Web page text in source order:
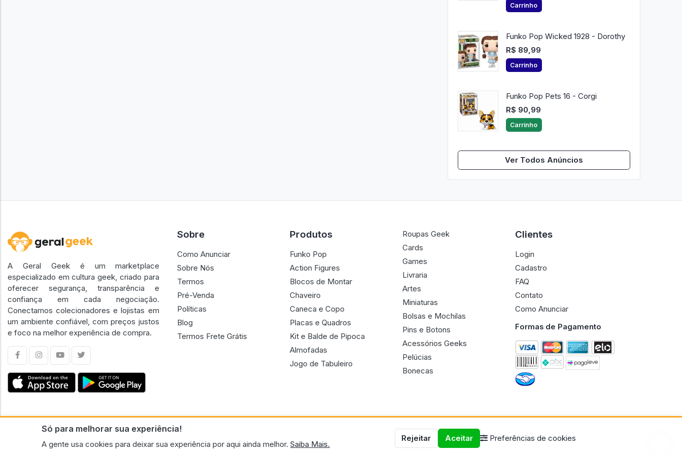
Carrinho
Funko Pop Wicked 1928 - Dorothy
R$ 89,99
Carrinho
Funko Pop Pets 16 - Corgi
R$ 90,99
Carrinho
Ver Todos Anúncios
Só para melhorar sua experiência!
A gente usa cookies para deixar sua experiência por aqui ainda melhor. Saiba Mais.
Rejeitar Aceitar Preferências de cookies
A Geral Geek é um marketplace
especializado em cultura geek, criado para
oferecer segurança, transparência e
confiança em cada negociação.
Conectamos colecionadores e lojistas em
um ambiente confiável, com preços justos
e foco na melhor experiência de compra.
Sobre
Como Anunciar
Sobre Nós
Termos
Pré-Venda
Políticas
Blog
Termos Frete Grátis
Produtos
Funko Pop
Action Figures
Blocos de Montar
Chaveiro
Caneca e Copo
Placas e Quadros
Kit e Balde de Pipoca
Almofadas
Jogo de Tabuleiro
Roupas Geek
Cards
Games
Livraria
Artes
Miniaturas
Bolsas e Mochilas
Pins e Botons
Acessórios Geeks
Pelúcias
Bonecas
Clientes
Login
Cadastro
FAQ
Contato
Como Anunciar
Formas de Pagamento
CNPJ n.º 30.220.458/0001-17 - GERAL GEEK PORTAL ELETRONICO LTDA.